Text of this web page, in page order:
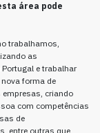
área pode
trabalhamos,
as
e trabalhar
forma de
criando
com competências
de
entre outras que